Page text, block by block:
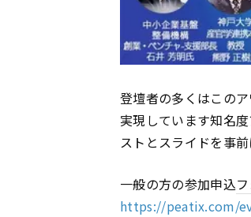
登壇者の多くはこの
実現しています知名
ストとスライドを事
一般の方の参加申込
https://peatix.com/